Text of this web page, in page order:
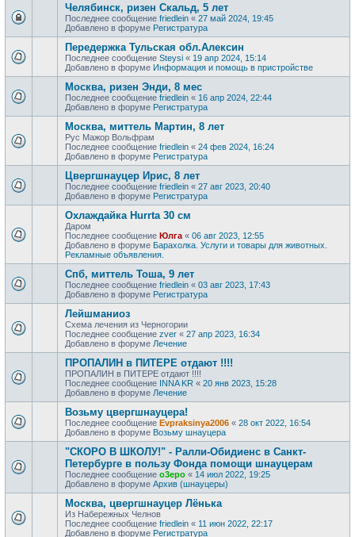
Челябинск, ризен Скальд, 5 лет
Последнее сообщение friedlein « 27 май 2024, 19:45
Добавлено в форуме Регистратура
Передержка Тульская обл.Алексин
Последнее сообщение Steysi « 19 апр 2024, 15:14
Добавлено в форуме Информация и помощь в пристройстве
Москва, ризен Энди, 8 мес
Последнее сообщение friedlein « 16 апр 2024, 22:44
Добавлено в форуме Регистратура
Москва, миттель Мартин, 8 лет
Рус Мажор Вольфрам
Последнее сообщение friedlein « 24 фев 2024, 16:24
Добавлено в форуме Регистратура
Цвергшнауцер Ирис, 8 лет
Последнее сообщение friedlein « 27 авг 2023, 20:40
Добавлено в форуме Регистратура
Охлаждайка Hurrta 30 см
Даром
Последнее сообщение Юлга « 06 авг 2023, 12:55
Добавлено в форуме Барахолка. Услуги и товары для животных.
Рекламные объявления.
Спб, миттель Тоша, 9 лет
Последнее сообщение friedlein « 03 авг 2023, 17:43
Добавлено в форуме Регистратура
Лейшманиоз
Схема лечения из Черногории
Последнее сообщение zver « 27 апр 2023, 16:34
Добавлено в форуме Лечение
ПРОПАЛИН в ПИТЕРЕ отдают !!!!
ПРОПАЛИН в ПИТЕРЕ отдают !!!!
Последнее сообщение INNA KR « 20 янв 2023, 15:28
Добавлено в форуме Лечение
Возьму цвергшнауцера!
Последнее сообщение Evpraksinya2006 « 28 окт 2022, 16:54
Добавлено в форуме Возьму шнауцера
"СКОРО В ШКОЛУ!" - Ралли-Обидиенс в Санкт-
Петербурге в пользу Фонда помощи шнауцерам
Последнее сообщение o3epo « 14 июл 2022, 19:25
Добавлено в форуме Архив (шнауцеры)
Москва, цвергшнауцер Лёнька
Из Набережных Челнов
Последнее сообщение friedlein « 11 июн 2022, 22:17
Добавлено в форуме Регистратура